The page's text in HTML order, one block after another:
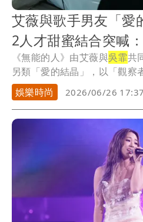
艾薇與歌手男友「
2人才甜蜜結合突喊
《無能的人》由艾薇與吳霏共
另類「愛的結晶」，以「觀察
一幅...
娛樂時尚 2026/06/26 17:37